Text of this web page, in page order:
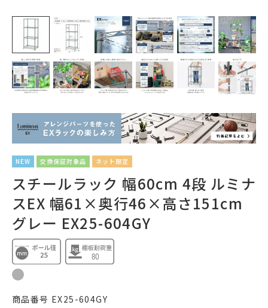
NEW 交換保証対象品 ネット限定
スチールラック 幅60cm 4段 ルミナ
スEX 幅61×奥行46×高さ151cm
グレー EX25-604GY
商品番号 EX25-604GY